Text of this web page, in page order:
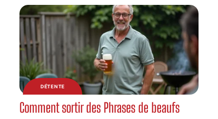
DÉTENTE
Comment sortir des Phrases de beaufs